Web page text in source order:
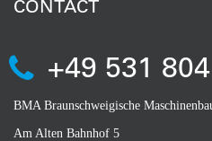
CONTACT
+49 531
BMA Braunschweigische
Am Alten Bahnhof 5